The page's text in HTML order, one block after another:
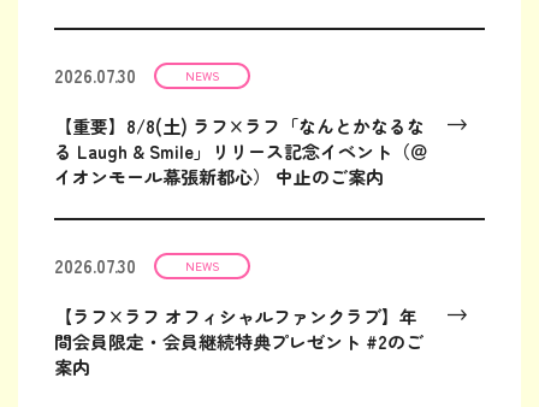
2026.07.30 NEWS
【重要】8/8(土) ラフ×ラフ「なんとかなるな
る Laugh & Smile」リリース記念イベント（＠
イオンモール幕張新都心） 中止のご案内
2026.07.30 NEWS
【ラフ×ラフ オフィシャルファンクラブ】年
間会員限定・会員継続特典プレゼント #2のご
案内